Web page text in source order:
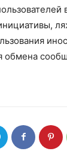
обмена